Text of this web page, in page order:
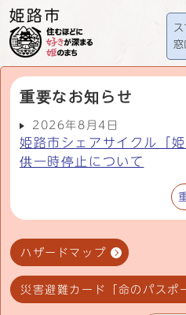
ス
窓
重要なお知らせ
2026年8月4日
姫路市シェアサイクル「
供一時停止について
ハザードマップ
災害避難カード「命のパスポ